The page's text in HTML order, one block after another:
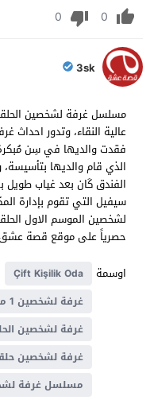
0
0
3sk
فقدت والديها في سِن
الذي قام والديها بتأسيسة،
الفندق كَان بعد غياب طويل
سيفيل التي تقوم بإدارة
حصرياً على موقع قصة
اوسمة
Çift Kişilik Oda
غرفة لشخصين 1 مترجم
غرفة لشخصين الحلقة 1
غرفة لشخصين
مسلسل غرفة